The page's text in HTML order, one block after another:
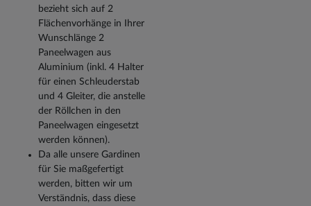
bezieht sich auf 2
Flächenvorhänge in Ihrer
Wunschlänge 2
Paneelwagen aus
Aluminium (inkl. 4 Halter
für einen Schleuderstab
und 4 Gleiter, die anstelle
der Röllchen in den
Paneelwagen eingesetzt
werden können).
Da alle unsere Gardinen
für Sie maßgefertigt
werden, bitten wir um
Verständnis, dass diese